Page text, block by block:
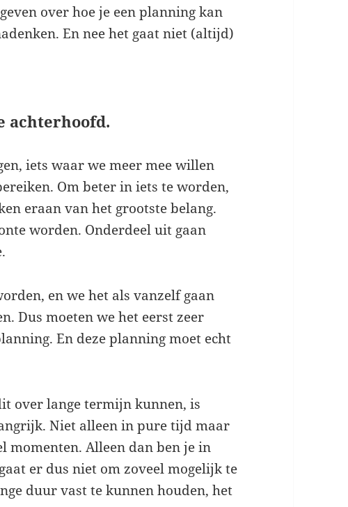
over hoe je een planning kan
En nee het gaat niet (altijd)
achterhoofd.
iets waar we meer mee willen
Om beter in iets te worden,
eraan van het grootste belang.
worden. Onderdeel uit gaan
en we het als vanzelf gaan
Dus moeten we het eerst zeer
En deze planning moet echt
over lange termijn kunnen, is
Niet alleen in pure tijd maar
momenten. Alleen dan ben je in
er dus niet om zoveel mogelijk te
duur vast te kunnen houden, het